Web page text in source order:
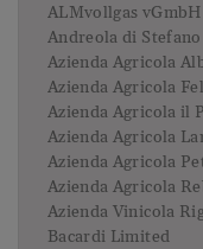
ALMvollgas vGmbH
Andreola di
Azienda Agricola
Azienda Agricola
Azienda Agricola il
Azienda Agricola
Azienda Agricola
Azienda Agricola
Azienda Vinicola
Bacardi Limited